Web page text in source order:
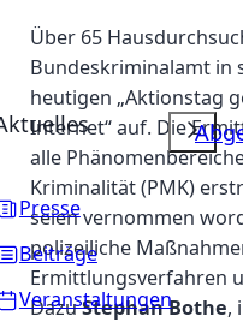
Presse
Beiträge
Veranstaltungen
Über 65
Bundeskriminalamt in
heutigen „Aktionstag
Internet“ auf. Die
alle
Kriminalität (PMK)
seien vernommen
polizeiliche
Ermittlungsverfahren
DazuStephan Bothe,